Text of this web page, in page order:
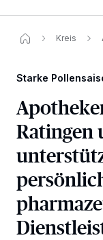
Kreis
Starke
Ratingen